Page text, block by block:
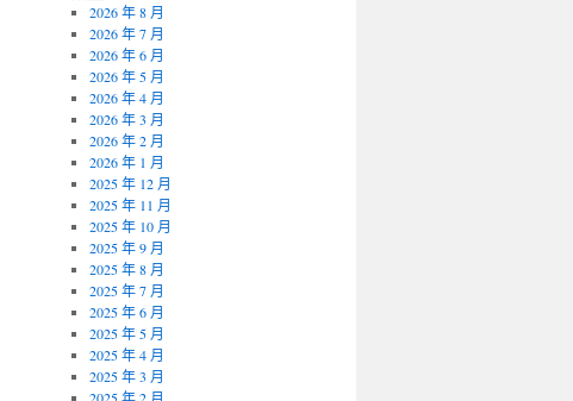
2026 年 8 月
2026 年 7 月
2026 年 6 月
2026 年 5 月
2026 年 4 月
2026 年 3 月
2026 年 2 月
2026 年 1 月
2025 年 12 月
2025 年 11 月
2025 年 10 月
2025 年 9 月
2025 年 8 月
2025 年 7 月
2025 年 6 月
2025 年 5 月
2025 年 4 月
2025 年 3 月